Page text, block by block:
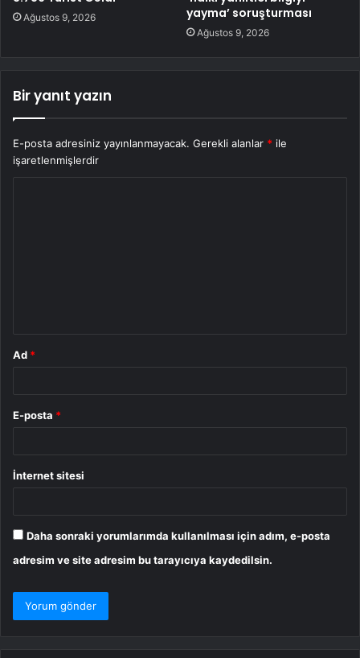
Ağustos 9, 2026
yayma’ soruşturması
Ağustos 9, 2026
Bir yanıt yazın
E-posta adresiniz yayınlanmayacak. Gerekli alanlar * ile
işaretlenmişlerdir
Ad *
E-posta *
İnternet sitesi
Daha sonraki yorumlarımda kullanılması için adım, e-posta
adresim ve site adresim bu tarayıcıya kaydedilsin.